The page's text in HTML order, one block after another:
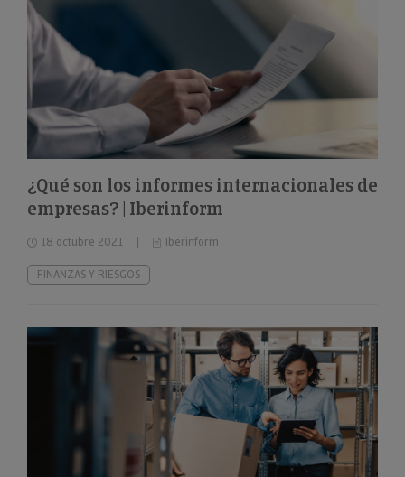
¿Qué son los informes internacionales de
empresas? | Iberinform
18 octubre 2021 Iberinform
FINANZAS Y RIESGOS